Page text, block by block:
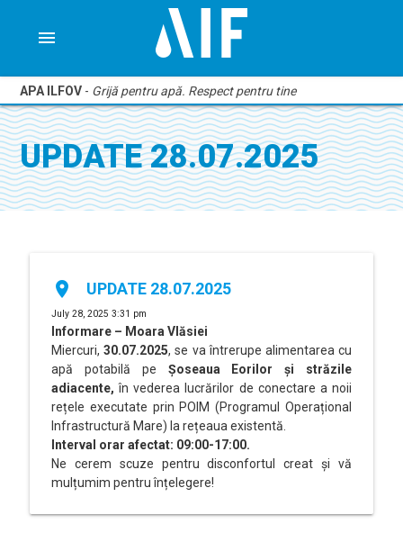
menu
APA ILFOV - Grijă pentru apă. Respect pentru tine
UPDATE 28.07.2025
place UPDATE 28.07.2025
July 28, 2025 3:31 pm
Informare – Moara Vlăsiei
Miercuri,30.07.2025, se va întrerupe alimentarea cu
apă potabilă pe Șoseaua Eorilor și străzile
adiacente, în vederea lucrărilor de conectare a noii
rețele executate prin POIM (Programul Operațional
Infrastructură Mare) la rețeaua existentă.
Interval orar afectat: 09:00-17:00.
Ne cerem scuze pentru disconfortul creat și vă
mulțumim pentru înțelegere!